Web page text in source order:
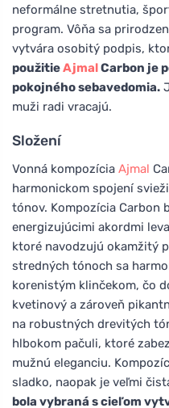
neformálne stretnutia,
program. Vôňa sa
vytvára osobitý podpis,
použitieAjmalCarbon je
pokojného sebavedomia.
muži radi vracajú.
Složení
Vonná kompozícia Ajmal
harmonickom spojení
tónov. Kompozícia Carbon
energizujúcimi akordmi
ktoré navodzujú okamžitý
stredných tónoch sa
korenistým klinčekom, čo
kvetinový a zároveň
na robustných drevitých
hlbokom pačuli, ktoré
mužnú eleganciu.
sladko, naopak je veľmi
bola vybraná s cieľom